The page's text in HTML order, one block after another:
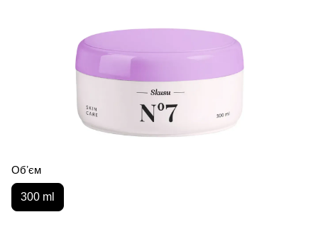
Обʼєм
300 ml